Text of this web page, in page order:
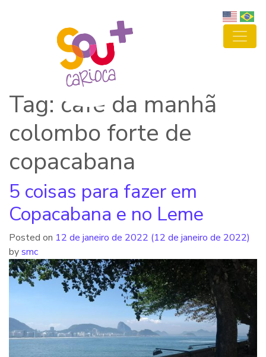
Tag: café da manhã
colombo forte de
copacabana
5 coisas para fazer em
Copacabana e no Leme
Posted on 12 de janeiro de 2022 (12 de janeiro de 2022)
bysmc